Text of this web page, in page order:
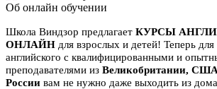
Об онлайн обучении
Школа Виндзор предлагает КУРСЫ
ОНЛАЙН для взрослых и детей! Теперь для
английского с квалифицированными и
преподавателями из Великобритании,
России вам не нужно даже выходить из